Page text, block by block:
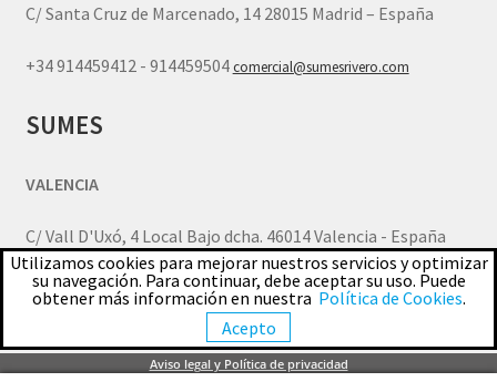
C/ Santa Cruz de Marcenado, 14 28015 Madrid – España
+34 914459412 - 914459504comercial@sumesrivero.com
SUMES
VALENCIA
C/ Vall D'Uxó, 4 Local Bajo dcha. 46014 Valencia - España
+34 963770805comercial.valencia@sumesrivero.com
© SUMES - MAQUINARIA Y HERRAMIENTA JOYERIA 2026
Aviso legal y Política de privacidad
Utilizamos cookies para mejorar nuestros servicios y optimizar
su navegación. Para continuar, debe aceptar su uso. Puede
obtener más información en nuestra Política de Cookies.
Acepto